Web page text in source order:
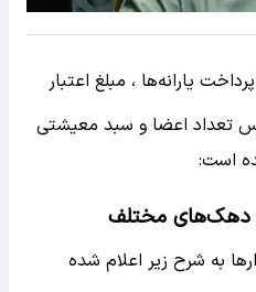
یارانه‌ها ، مبلغ اعتبار
تعداد اعضا و سبد معیشتی
است:
دهک‌های مختلف
به شرح زیر اعلام شده